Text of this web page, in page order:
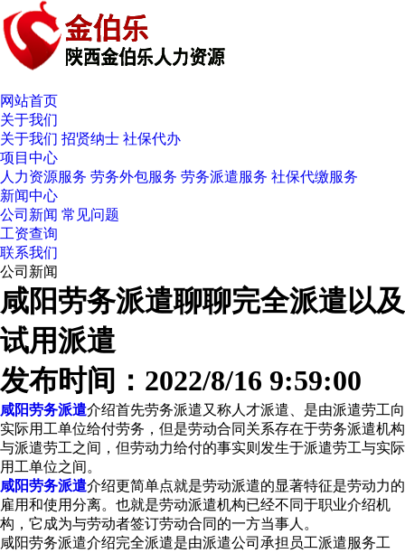
网站首页
关于我们
关于我们 招贤纳士 社保代办
项目中心
人力资源服务 劳务外包服务 劳务派遣服务 社保代缴服务
新闻中心
公司新闻 常见问题
工资查询
联系我们
公司新闻
咸阳劳务派遣聊聊完全派遣以及
试用派遣
发布时间：2022/8/16 9:59:00
咸阳劳务派遣介绍首先劳务派遣又称人才派遣、是由派遣劳工向
实际用工单位给付劳务，但是劳动合同关系存在于劳务派遣机构
与派遣劳工之间，但劳动力给付的事实则发生于派遣劳工与实际
用工单位之间。
咸阳劳务派遣介绍更简单点就是劳动派遣的显著特征是劳动力的
雇用和使用分离。也就是劳动派遣机构已经不同于职业介绍机
构，它成为与劳动者签订劳动合同的一方当事人。
咸阳劳务派遣介绍完全派遣是由派遣公司承担员工派遣服务工